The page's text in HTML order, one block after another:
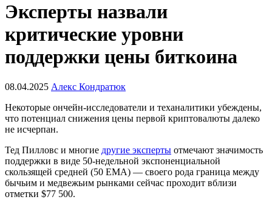
Эксперты назвали
критические уровни
поддержки цены биткоина
08.04.2025 Алекс Кондратюк
Некоторые ончейн-исследователи и теханалитики убеждены,
что потенциал снижения цены первой криптовалюты далеко
не исчерпан.
Тед Пилловс и многие другие эксперты отмечают значимость
поддержки в виде 50-недельной экспоненциальной
скользящей средней (50 EMA) — своего рода граница между
бычьим и медвежьим рынками сейчас проходит вблизи
отметки $77 500.